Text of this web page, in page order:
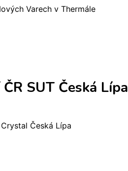
Varech v Thermále
SUT Česká Lípa
Česká Lípa